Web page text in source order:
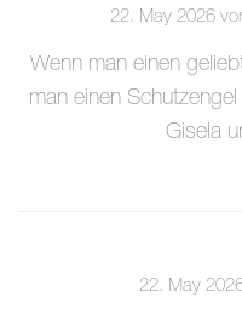
22. May 2026
Wenn man einen
man einen
Gisela
22. May